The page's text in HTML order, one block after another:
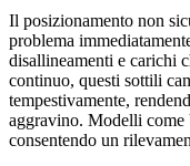
Il posizionamento non
problema
disallineamenti e carichi
continuo, questi sottili
tempestivamente,
aggravino. Modelli
consentendo un